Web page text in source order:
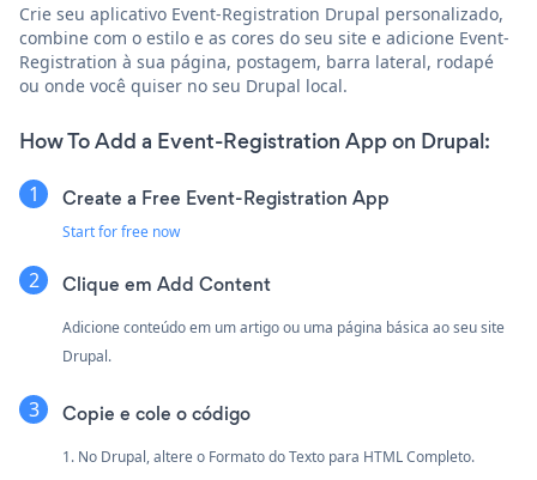
Crie seu aplicativo Event-Registration Drupal personalizado,
combine com o estilo e as cores do seu site e adicione Event-
Registration à sua página, postagem, barra lateral, rodapé
ou onde você quiser no seu Drupal local.
How To Add a Event-Registration App on Drupal:
Create a Free Event-Registration App
Start for free now
Clique em Add Content
Adicione conteúdo em um artigo ou uma página básica ao seu site
Drupal.
Copie e cole o código
1. No Drupal, altere o Formato do Texto para HTML Completo.